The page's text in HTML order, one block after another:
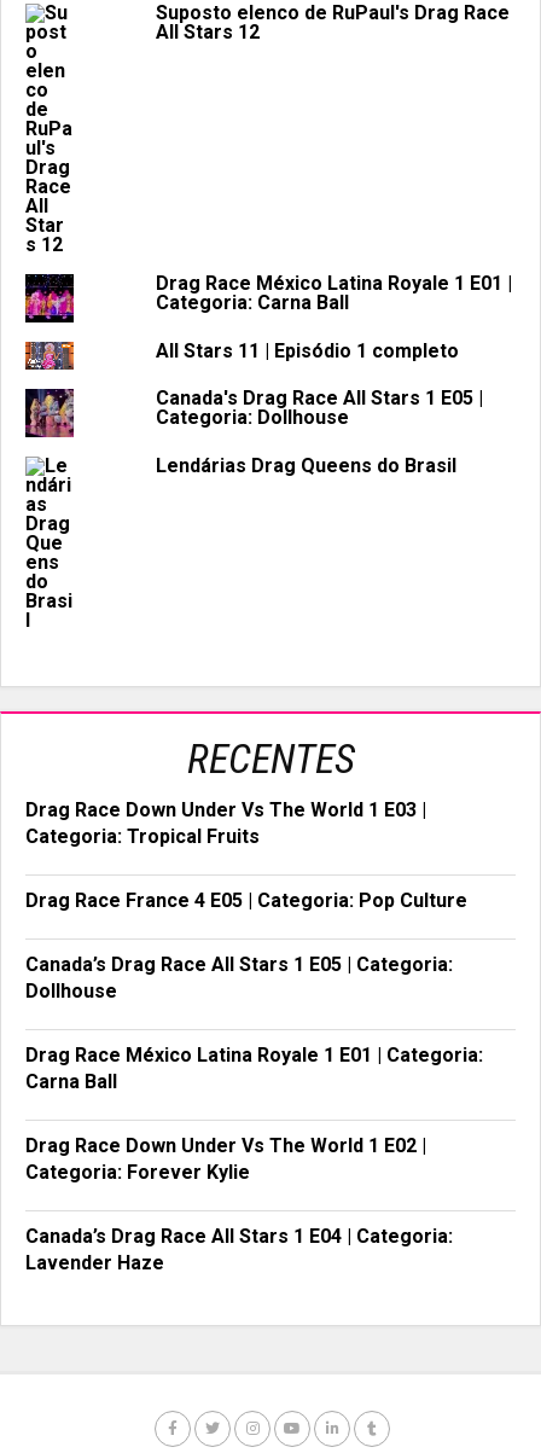
Suposto elenco de RuPaul's Drag Race
All Stars 12
Drag Race México Latina Royale 1 E01 |
Categoria: Carna Ball
All Stars 11 | Episódio 1 completo
Canada's Drag Race All Stars 1 E05 |
Categoria: Dollhouse
Lendárias Drag Queens do Brasil
RECENTES
Drag Race Down Under Vs The World 1 E03 |
Categoria: Tropical Fruits
Drag Race France 4 E05 | Categoria: Pop Culture
Canada’s Drag Race All Stars 1 E05 | Categoria:
Dollhouse
Drag Race México Latina Royale 1 E01 | Categoria:
Carna Ball
Drag Race Down Under Vs The World 1 E02 |
Categoria: Forever Kylie
Canada’s Drag Race All Stars 1 E04 | Categoria:
Lavender Haze